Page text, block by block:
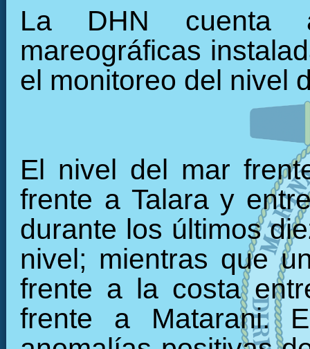
La DHN cuenta
mareográficas
el monitoreo del nivel
El nivel del mar
frente a Talara y
durante los últimos
nivel; mientras que
frente a la costa
frente a Matarani.